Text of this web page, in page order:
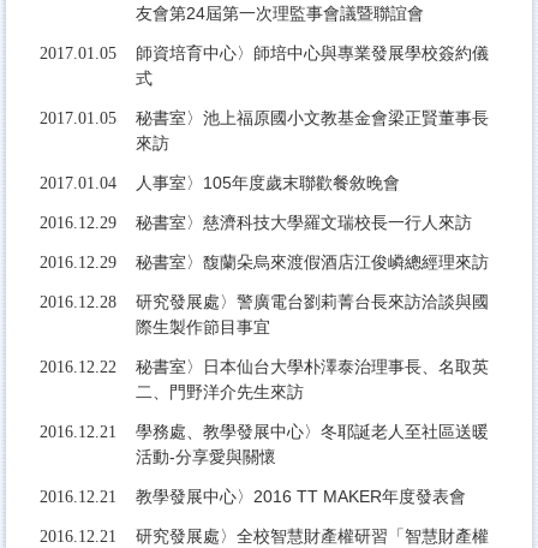
友會第24屆第一次理監事會議暨聯誼會
2017.01.05
師資培育中心〉師培中心與專業發展學校簽約儀
式
2017.01.05
秘書室〉池上福原國小文教基金會梁正賢董事長
來訪
2017.01.04 人事室〉105年度歲末聯歡餐敘晚會
2016.12.29 秘書室〉慈濟科技大學羅文瑞校長一行人來訪
2016.12.29 秘書室〉馥蘭朵烏來渡假酒店江俊嶙總經理來訪
2016.12.28
研究發展處〉警廣電台劉莉菁台長來訪洽談與國
際生製作節目事宜
2016.12.22
秘書室〉日本仙台大學朴澤泰治理事長、名取英
二、門野洋介先生來訪
2016.12.21
學務處、教學發展中心〉冬耶誕老人至社區送暖
活動-分享愛與關懷
2016.12.21 教學發展中心〉2016 TT MAKER年度發表會
2016.12.21
研究發展處〉全校智慧財產權研習「智慧財產權